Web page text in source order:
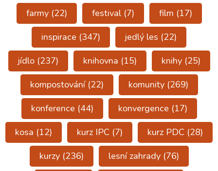
farmy(22) festival(7) film (17)
inspirace (347) jedlý les (22)
jídlo(237) knihovna (15) knihy(25)
kompostování(22) komunity(269)
konference (44) konvergence (17)
kosa (12) kurz IPC (7) kurz PDC (28)
kurzy(236) lesní zahrady(76)